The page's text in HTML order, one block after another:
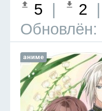
5 2
Обновлён:
аниме